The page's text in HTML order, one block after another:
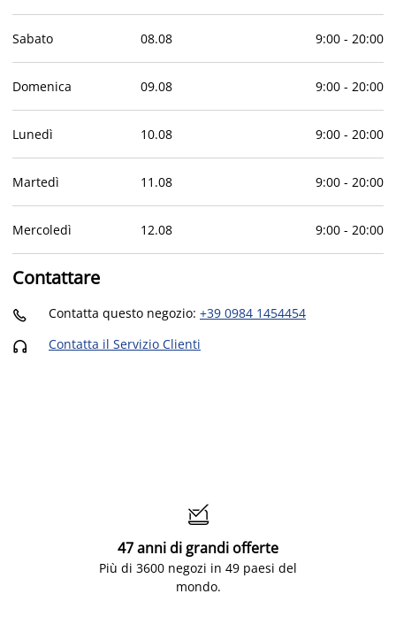
Sabato 08.08 9:00- 20:00
Domenica 09.08 9:00- 20:00
Lunedì 10.08 9:00- 20:00
Martedì 11 .08 9:00- 20:00
Mercoledì 12.08 9:00- 20:00
Contattare
 Contatta questo negozio: +39 0984 1454454
 Contatta il Servizio Clienti

47 anni di grandi offerte
Più di 3600 negozi in 49 paesi del
mondo.